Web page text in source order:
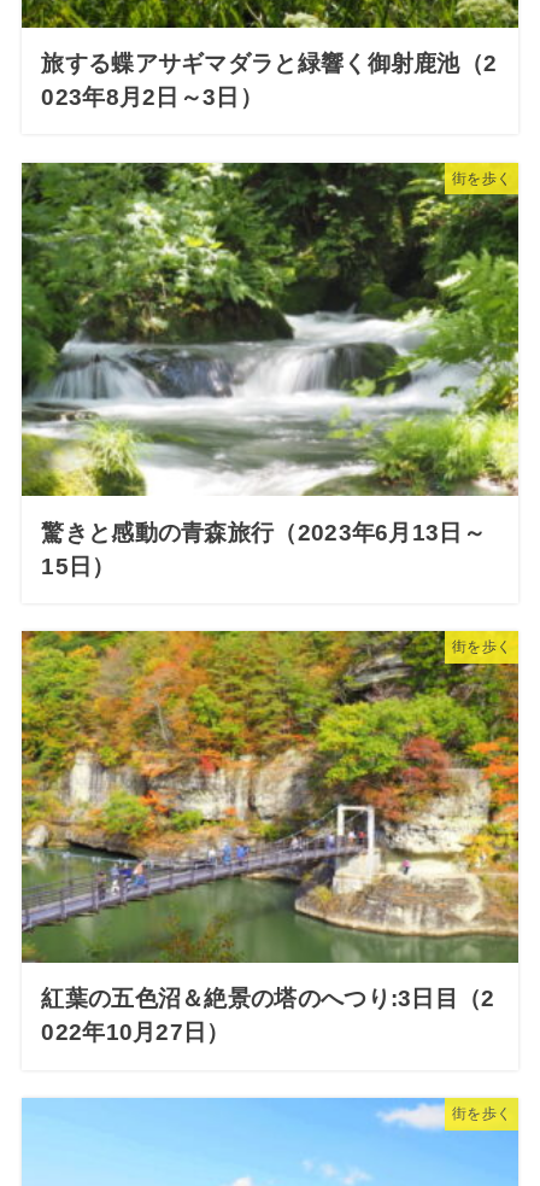
旅する蝶アサギマダラと緑響く御射鹿池（2
023年8月2日～3日）
街を歩く
驚きと感動の青森旅行（2023年6月13日～
15日）
街を歩く
紅葉の五色沼＆絶景の塔のへつり:3日目（2
022年10月27日）
街を歩く